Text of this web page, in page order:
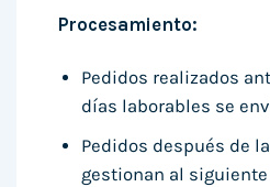
Procesamiento:
Pedidos realizados
días laborables se
Pedidos después de
gestionan al